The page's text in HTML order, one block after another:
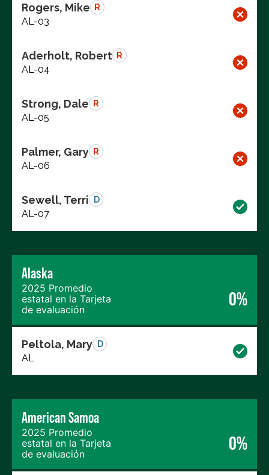
Rogers, Mike R
AL-03
Aderholt, Robert R
AL-04
Strong, Dale R
AL-05
Palmer, Gary R
AL-06
Sewell, Terri D
AL-07
Alaska
2025 Promedio
estatal en la Tarjeta
de evaluación
0%
Peltola, Mary D
AL
American Samoa
2025 Promedio
estatal en la Tarjeta
de evaluación
0%